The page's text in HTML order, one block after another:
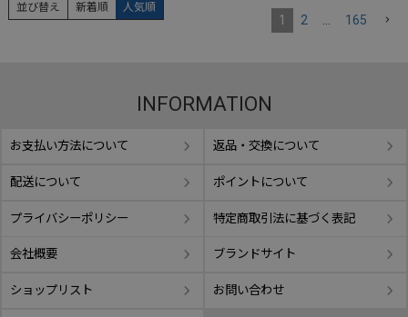
並び替え 新着順 人気順
1 2 … 165
INFORMATION
お支払い方法について 返品・交換について
配送について ポイントについて
プライバシーポリシー 特定商取引法に基づく表記
会社概要 ブランドサイト
ショップリスト お問い合わせ